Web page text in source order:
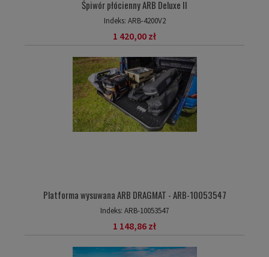
Śpiwór płócienny ARB Deluxe II
Indeks: ARB-4200V2
1 420,00 zł
Platforma wysuwana ARB DRAGMAT - ARB-10053547
Indeks: ARB-10053547
1 148,86 zł